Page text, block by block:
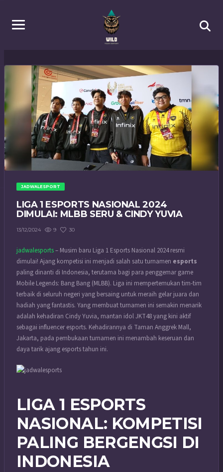
JADWALESPORT
LIGA 1 ESPORTS NASIONAL 2024
DIMULAI: MLBB SERU & CINDY YUVIA
13/12/2024 9 30
jadwalesports– Musim baru Liga 1 Esports Nasional 2024 resmi
dimulai! Ajang kompetisi ini menjadi salah satu turnamen esports
paling dinanti di Indonesia, terutama bagi para penggemar game
Mobile Legends: Bang Bang (MLBB). Liga ini mempertemukan tim-tim
terbaik di seluruh negeri yang bersaing untuk meraih gelar juara dan
hadiah yang fantastis. Yang membuat turnamen ini semakin menarik
adalah kehadiran Cindy Yuvia, mantan idol JKT48 yang kini aktif
sebagai influencer esports. Kehadirannya di Taman Anggrek Mall,
Jakarta, pada pembukaan turnamen ini menambah keseruan dan
daya tarik ajang esports tahun ini.
LIGA 1 ESPORTS
NASIONAL: KOMPETISI
PALING BERGENGSI DI
INDONESIA